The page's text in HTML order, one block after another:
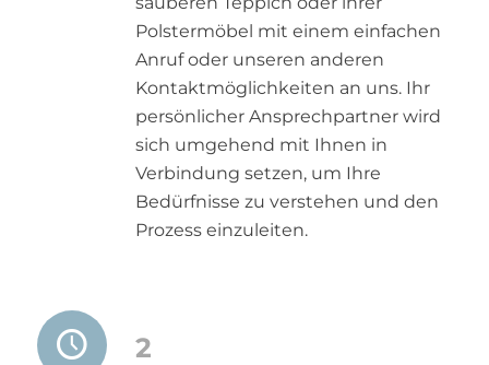
Polstermöbel mit einem einfachen
Anruf oder unseren anderen
Kontaktmöglichkeiten an uns. Ihr
persönlicher Ansprechpartner wird
sich umgehend mit Ihnen in
Verbindung setzen, um Ihre
Bedürfnisse zu verstehen und den
Prozess einzuleiten.
2